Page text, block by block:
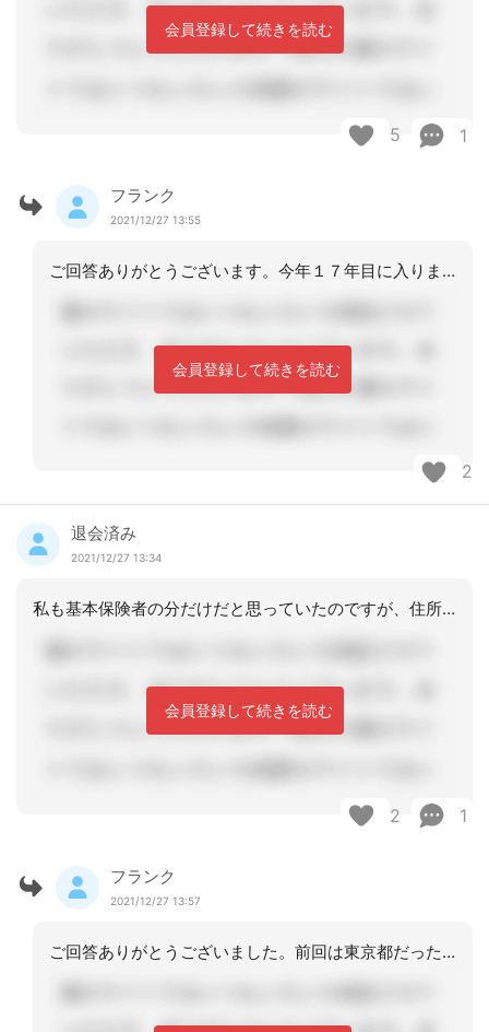
会員登録して続きを読む
5 1
フランク
2021/12/27 13:55
ご回答ありがとうございます。今年１７年目に入りますが、前回は東京都の指導でした。
会員登録して続きを読む
2
退会済み
2021/12/27 13:34
私も基本保険者の分だけだと思っていたのですが、住所地特例の方のを見せろって去年の
会員登録して続きを読む
2 1
フランク
2021/12/27 13:57
ご回答ありがとうございました。前回は東京都だったので厳しかったです。返還額も多額